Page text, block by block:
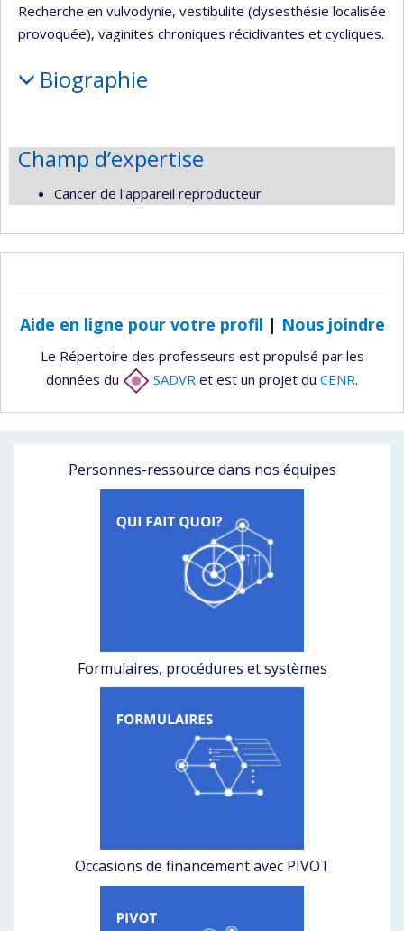
Recherche en vulvodynie, vestibulite (dysesthésie localisée
provoquée), vaginites chroniques récidivantes et cycliques.
Biographie
Champ d’expertise
Cancer de l'appareil reproducteur
Aide en ligne pour votre profil | Nous joindre
Le Répertoire des professeurs est propulsé par les
données du
SADVR et est un projet du CENR.
Personnes-ressource dans nos équipes
Formulaires, procédures et systèmes
Occasions de financement avec PIVOT